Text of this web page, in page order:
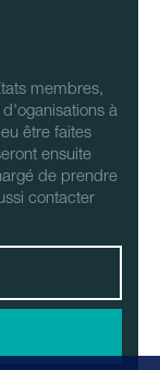
membres,
à
être faites
ensuite
de prendre
contacter